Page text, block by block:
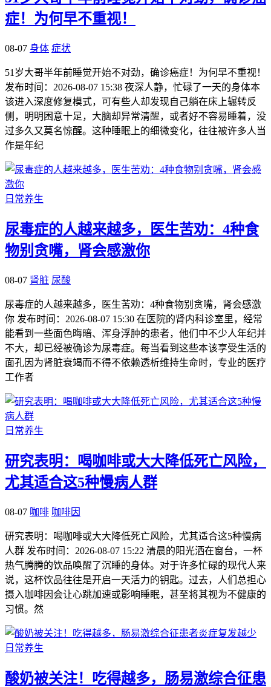
症！为何早不重视！
08-07 身体 症状
51岁大哥半年前睡觉开始不对劲，确诊癌症！为何早不重视！
发布时间：2026-08-07 15:38 夜深人静，忙碌了一天的身体本
该进入深度修复模式，可有些人却发现自己躺在床上辗转反
侧，明明困意十足，大脑却异常清醒，或者好不容易睡着，没
过多久又莫名惊醒。这种睡眠上的细微变化，往往被许多人当
作是年纪
日常养生
尿毒症的人越来越多，医生苦劝：4种食
物别贪嘴，肾会感激你
08-07 肾脏 尿酸
尿毒症的人越来越多，医生苦劝：4种食物别贪嘴，肾会感激
你 发布时间：2026-08-07 15:30 在医院的肾内科诊室里，经常
能看到一些面色晦暗、浑身浮肿的患者，他们中不少人年纪并
不大，却已经被确诊为尿毒症。每当看到这些本该享受生活的
面孔因为肾脏衰竭而不得不依赖透析维持生命时，专业的医疗
工作者
日常养生
研究表明：喝咖啡或大大降低死亡风险，
尤其适合这5种慢病人群
08-07 咖啡 咖啡因
研究表明：喝咖啡或大大降低死亡风险，尤其适合这5种慢病
人群 发布时间：2026-08-07 15:22 清晨的阳光洒在窗台，一杯
热气腾腾的饮品唤醒了沉睡的身体。对于许多忙碌的现代人来
说，这杯饮品往往是开启一天活力的钥匙。过去，人们总担心
摄入咖啡因会让心跳加速或影响睡眠，甚至将其视为不健康的
习惯。然
日常养生
酸奶被关注！吃得越多，肠易激综合征患